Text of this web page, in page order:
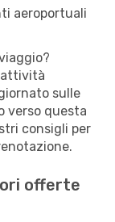
aeroportuali
attività
sulle
verso questa
consigli per
offerte